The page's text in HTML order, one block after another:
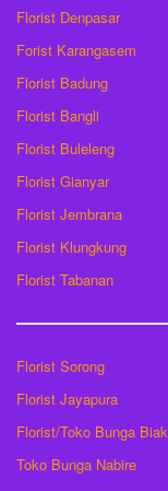
Florist Denpasar
Forist Karangasem
Florist Badung
Florist Bangli
Florist Buleleng
Florist Gianyar
Florist Jembrana
Florist Klungkung
Florist Tabanan
Florist Sorong
Florist Jayapura
Florist/Toko Bunga Biak
Toko Bunga Nabire